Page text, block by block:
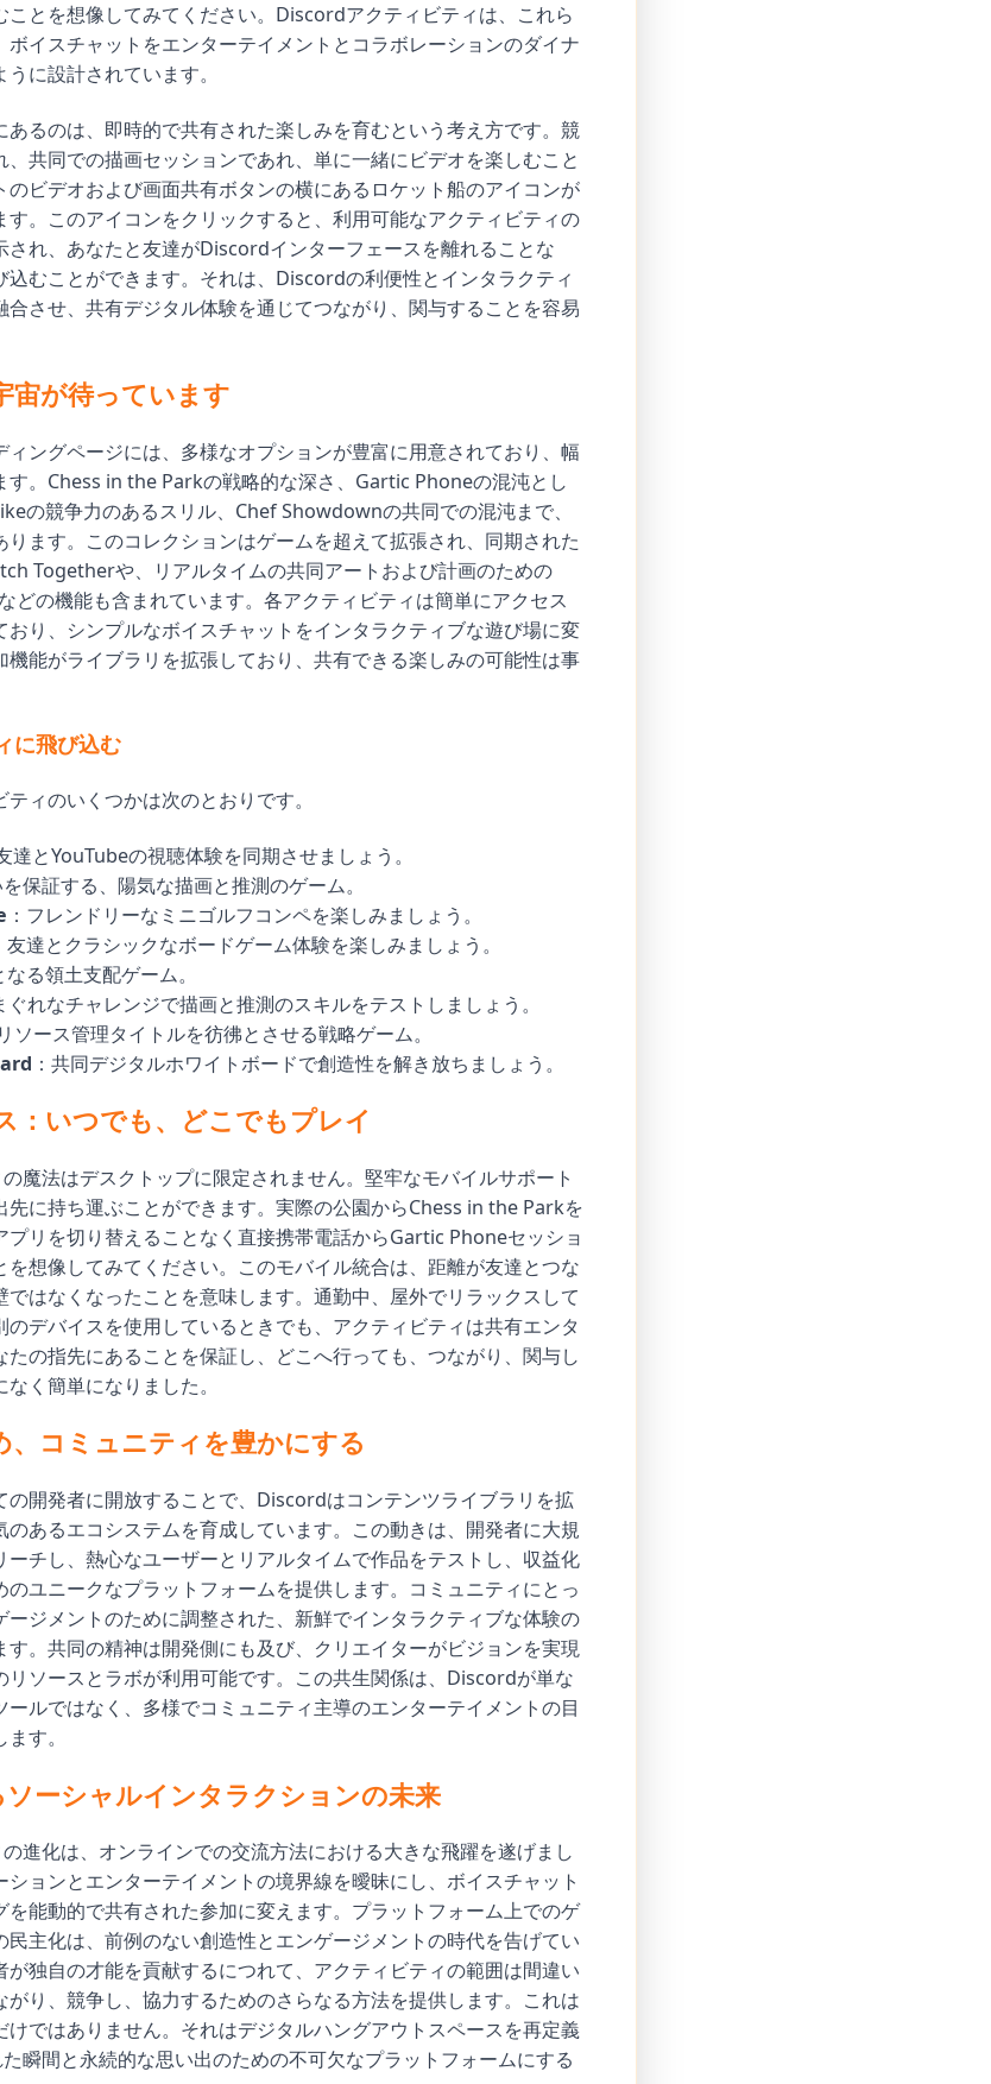
ことを想像してみてください。Discordアクティビティは、これら
イスチャットをエンターテイメントとコラボレーションのダイナ
に設計されています。
あるのは、即時的で共有された楽しみを育むという考え方です。競
共同での描画セッションであれ、単に一緒にビデオを楽しむこと
のビデオおよび画面共有ボタンの横にあるロケット船のアイコンが
す。このアイコンをクリックすると、利用可能なアクティビティの
され、あなたと友達がDiscordインターフェースを離れることな
込むことができます。それは、Discordの利便性とインタラクティ
合させ、共有デジタル体験を通じてつながり、関与することを容易
宙が待っています
ィングページには、多様なオプションが豊富に用意されており、幅
す。Chess in the Parkの戦略的な深さ、Gartic Phoneの混沌とし
の競争力のあるスリル、Chef Showdownの共同での混沌まで、
ます。このコレクションはゲームを超えて拡張され、同期された
Togetherや、リアルタイムの共同アートおよび計画のための
どの機能も含まれています。各アクティビティは簡単にアクセス
おり、シンプルなボイスチャットをインタラクティブな遊び場に変
機能がライブラリを拡張しており、共有できる楽しみの可能性は事
に飛び込む
ィのいくつかは次のとおりです。
達とYouTubeの視聴体験を同期させましょう。
を保証する、陽気な描画と推測のゲーム。
：フレンドリーなミニゴルフコンペを楽しみましょう。
友達とクラシックなボードゲーム体験を楽しみましょう。
る領土支配ゲーム。
ぐれなチャレンジで描画と推測のスキルをテストしましょう。
ソース管理タイトルを彷彿とさせる戦略ゲーム。
：共同デジタルホワイトボードで創造性を解き放ちましょう。
：いつでも、どこでもプレイ
魔法はデスクトップに限定されません。堅牢なモバイルサポート
先に持ち運ぶことができます。実際の公園からChess in the Parkを
プリを切り替えることなく直接携帯電話からGartic Phoneセッショ
を想像してみてください。このモバイル統合は、距離が友達とつな
ではなくなったことを意味します。通勤中、屋外でリラックスして
のデバイスを使用しているときでも、アクティビティは共有エンタ
たの指先にあることを保証し、どこへ行っても、つながり、関与し
く簡単になりました。
、コミュニティを豊かにする
の開発者に開放することで、Discordはコンテンツライブラリを拡
のあるエコシステムを育成しています。この動きは、開発者に大規
ーチし、熱心なユーザーとリアルタイムで作品をテストし、収益化
ユニークなプラットフォームを提供します。コミュニティにとっ
ージメントのために調整された、新鮮でインタラクティブな体験の
す。共同の精神は開発側にも及び、クリエイターがビジョンを実現
リソースとラボが利用可能です。この共生関係は、Discordが単な
ールではなく、多様でコミュニティ主導のエンターテイメントの目
す。
ーシャルインタラクションの未来
進化は、オンラインでの交流方法における大きな飛躍を遂げまし
ョンとエンターテイメントの境界線を曖昧にし、ボイスチャット
を能動的で共有された参加に変えます。プラットフォーム上でのゲ
民主化は、前例のない創造性とエンゲージメントの時代を告げてい
が独自の才能を貢献するにつれて、アクティビティの範囲は間違い
がり、競争し、協力するためのさらなる方法を提供します。これは
けではありません。それはデジタルハングアウトスペースを再定義
瞬間と永続的な思い出のための不可欠なプラットフォームにする